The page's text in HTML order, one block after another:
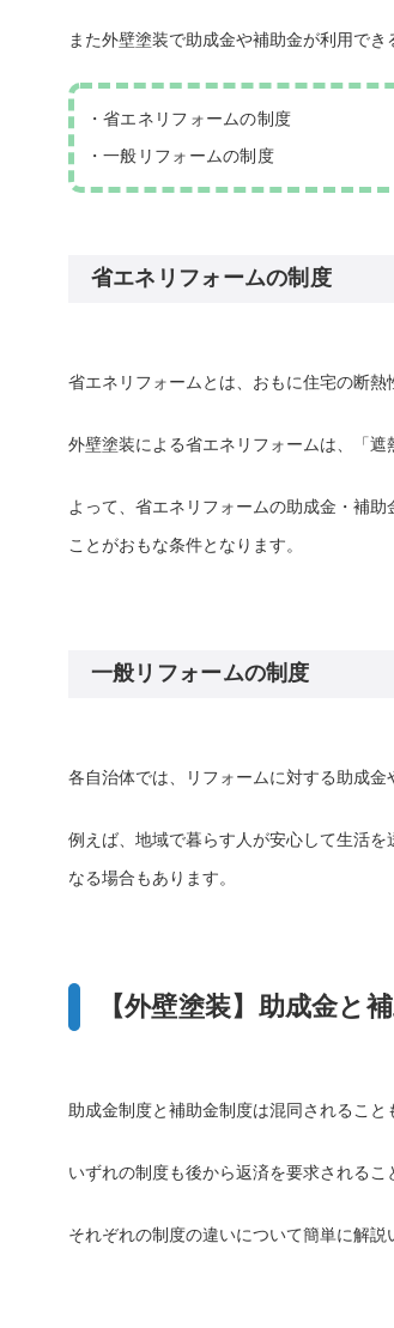
また外壁塗装で助成金や補助金が利用で
・省エネリフォームの制度
・一般リフォームの制度
省エネリフォームの制度
省エネリフォームとは、おもに住宅の断熱
外壁塗装による省エネリフォームは、「遮
よって、省エネリフォームの助成金・補
ことがおもな条件となります。
一般リフォームの制度
各自治体では、リフォームに対する助成金
例えば、地域で暮らす人が安心して生活
なる場合もあります。
【外壁塗装】助成金と
助成金制度と補助金制度は混同されること
いずれの制度も後から返済を要求される
それぞれの制度の違いについて簡単に解説